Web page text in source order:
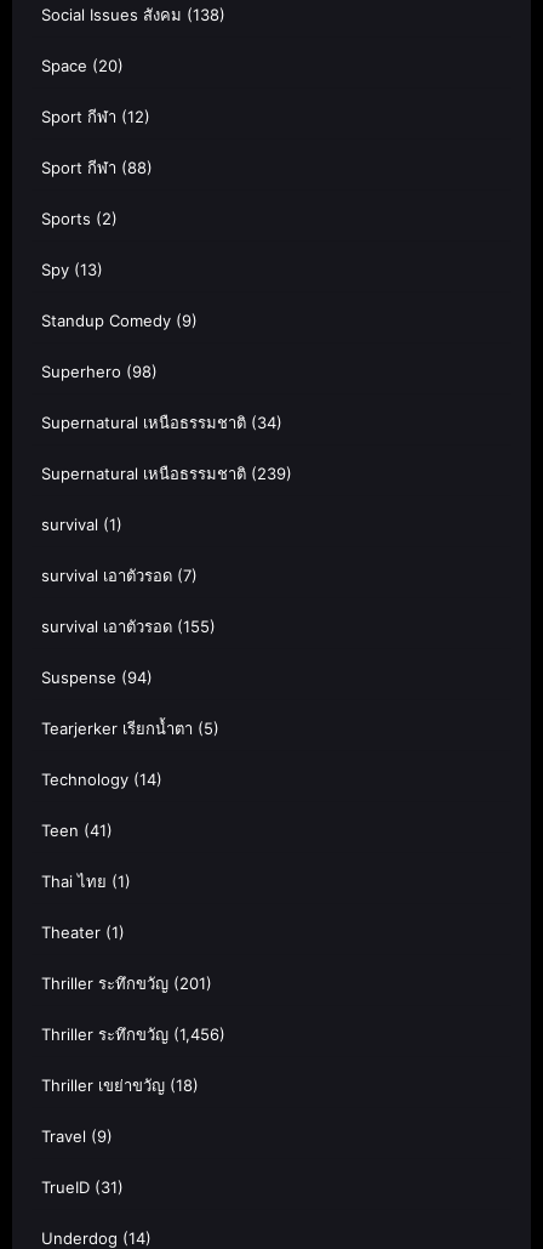
Social Issues สังคม (138)
Space (20)
Sport กีฬา (12)
Sport กีฬา (88)
Sports (2)
Spy (13)
Standup Comedy (9)
Superhero (98)
Supernatural เหนือธรรมชาติ (34)
Supernatural เหนือธรรมชาติ (239)
survival (1)
survival เอาตัวรอด (7)
survival เอาตัวรอด (155)
Suspense (94)
Tearjerker เรียกน้ำตา (5)
Technology (14)
Teen (41)
Thai ไทย (1)
Theater (1)
Thriller ระทึกขวัญ (201)
Thriller ระทึกขวัญ (1,456)
Thriller เขย่าขวัญ (18)
Travel (9)
TrueID (31)
Underdog (14)